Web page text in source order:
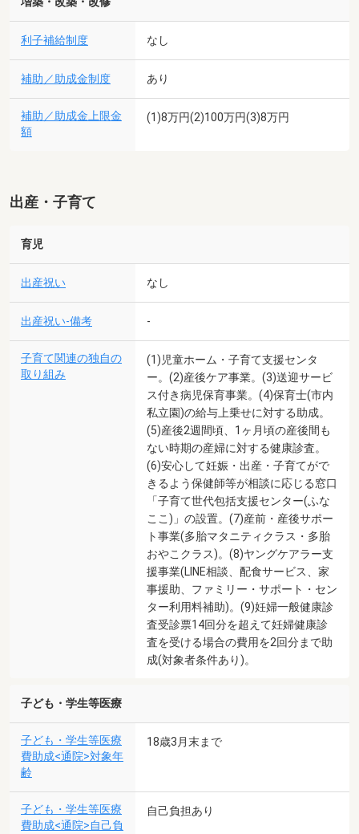
利子補給制度 なし
補助／助成金制度 あり
補助／助成金上限金
額
(1)8万円(2)100万円(3)8万円
出産・子育て
育児
出産祝い なし
出産祝い-備考 -
子育て関連の独自の
取り組み
(1)児童ホーム・子育て支援センタ
ー。(2)産後ケア事業。(3)送迎サービ
ス付き病児保育事業。(4)保育士(市内
私立園)の給与上乗せに対する助成。
(5)産後2週間頃、1ヶ月頃の産後間も
ない時期の産婦に対する健康診査。
(6)安心して妊娠・出産・子育てがで
きるよう保健師等が相談に応じる窓口
「子育て世代包括支援センター(ふな
ここ)」の設置。(7)産前・産後サポー
ト事業(多胎マタニティクラス・多胎
おやこクラス)。(8)ヤングケアラー支
援事業(LINE相談、配食サービス、家
事援助、ファミリー・サポート・セン
ター利用料補助)。(9)妊婦一般健康診
査受診票14回分を超えて妊婦健康診
査を受ける場合の費用を2回分まで助
成(対象者条件あり)。
子ども・学生等医療
子ども・学生等医療
費助成<通院>対象年
齢
18歳3月末まで
子ども・学生等医療
費助成<通院>自己負
自己負担あり